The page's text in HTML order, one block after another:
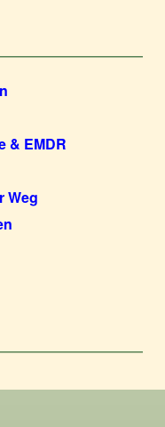
& EMDR
Weg